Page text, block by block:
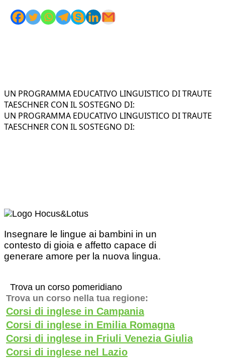
UN PROGRAMMA EDUCATIVO LINGUISTICO DI TRAUTE
TAESCHNER CON IL SOSTEGNO DI:
UN PROGRAMMA EDUCATIVO LINGUISTICO DI TRAUTE
TAESCHNER CON IL SOSTEGNO DI:
Insegnare le lingue ai bambini in un
contesto di gioia e affetto capace di
generare amore per la nuova lingua.
Trova un corso pomeridiano
Trova un corso nella tua regione:
Corsi di inglese in Campania
Corsi di inglese in Emilia Romagna
Corsi di inglese in Friuli Venezia Giulia
Corsi di inglese nel Lazio